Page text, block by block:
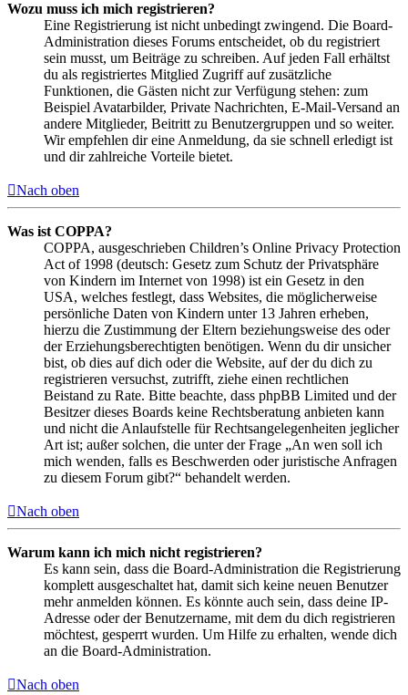
Wozu muss ich mich registrieren?
Eine Registrierung ist nicht unbedingt zwingend. Die Board-
Administration dieses Forums entscheidet, ob du registriert
sein musst, um Beiträge zu schreiben. Auf jeden Fall erhältst
du als registriertes Mitglied Zugriff auf zusätzliche
Funktionen, die Gästen nicht zur Verfügung stehen: zum
Beispiel Avatarbilder, Private Nachrichten, E-Mail-Versand an
andere Mitglieder, Beitritt zu Benutzergruppen und so weiter.
Wir empfehlen dir eine Anmeldung, da sie schnell erledigt ist
und dir zahlreiche Vorteile bietet.
Nach oben
Was ist COPPA?
COPPA, ausgeschrieben Children’s Online Privacy Protection
Act of 1998 (deutsch: Gesetz zum Schutz der Privatsphäre
von Kindern im Internet von 1998) ist ein Gesetz in den
USA, welches festlegt, dass Websites, die möglicherweise
persönliche Daten von Kindern unter 13 Jahren erheben,
hierzu die Zustimmung der Eltern beziehungsweise des oder
der Erziehungsberechtigten benötigen. Wenn du dir unsicher
bist, ob dies auf dich oder die Website, auf der du dich zu
registrieren versuchst, zutrifft, ziehe einen rechtlichen
Beistand zu Rate. Bitte beachte, dass phpBB Limited und der
Besitzer dieses Boards keine Rechtsberatung anbieten kann
und nicht die Anlaufstelle für Rechtsangelegenheiten jeglicher
Art ist; außer solchen, die unter der Frage „An wen soll ich
mich wenden, falls es Beschwerden oder juristische Anfragen
zu diesem Forum gibt?“ behandelt werden.
Nach oben
Warum kann ich mich nicht registrieren?
Es kann sein, dass die Board-Administration die Registrierung
komplett ausgeschaltet hat, damit sich keine neuen Benutzer
mehr anmelden können. Es könnte auch sein, dass deine IP-
Adresse oder der Benutzername, mit dem du dich registrieren
möchtest, gesperrt wurden. Um Hilfe zu erhalten, wende dich
an die Board-Administration.
Nach oben